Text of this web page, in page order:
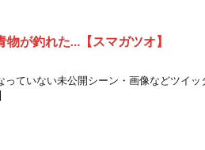
が釣れた…【スマガツオ】
ていない未公開シーン・画像などツイッ